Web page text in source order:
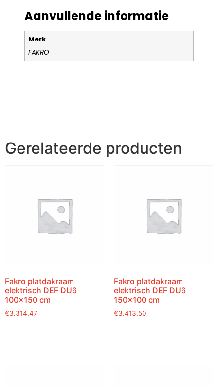
Aanvullende informatie
Merk
FAKRO
Gerelateerde producten
Fakro platdakraam
elektrisch DEF DU6
100×150 cm
€3.314,47
Fakro platdakraam
elektrisch DEF DU6
150×100 cm
€3.413,50